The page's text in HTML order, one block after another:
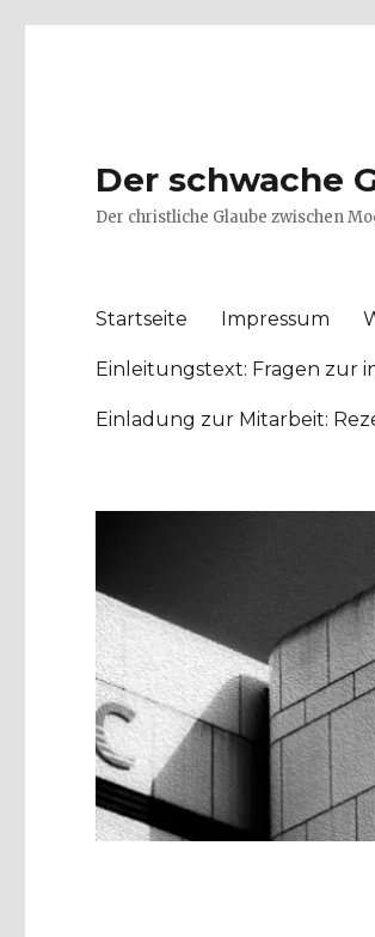
Der schwache
Der christliche Glaube zwischen
Startseite Impressum
Einleitungstext: Fragen zur
Einladung zur Mitarbeit: